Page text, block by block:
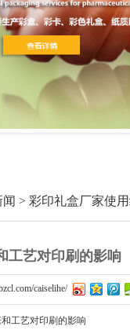
> ​彩印礼盒厂家使
工艺对印刷的影响
caiselihe/
工艺对印刷的影响